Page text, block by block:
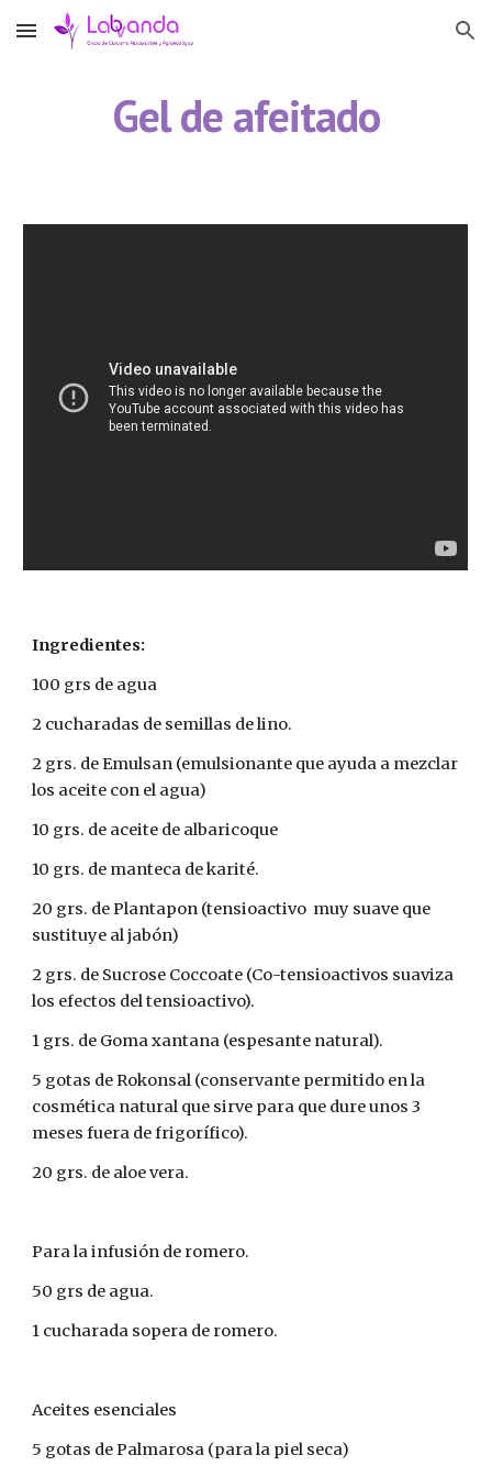
Skip to main content Skip to navigation
Gel de afeitado
Ingredientes:
100 grs de agua
2 cucharadas de semillas de lino.
2 grs. de Emulsan (emulsionante que ayuda a mezclar
los aceite con el agua)
10 grs. de aceite de albaricoque
10 grs. de manteca de karité.
20 grs. de Plantapon (tensioactivo  muy suave que
sustituye al jabón)
2 grs. de Sucrose Coccoate (Co-tensioactivos suaviza
los efectos del tensioactivo).
1 grs. de Goma xantana (espesante natural).
5 gotas de Rokonsal (conservante permitido en la
cosmética natural que sirve para que dure unos 3
meses fuera de frigorífico).
20 grs. de aloe vera.
Para la infusión de romero.
50 grs de agua.
1 cucharada sopera de romero.
Aceites esenciales
5 gotas de Palmarosa (para la piel seca)